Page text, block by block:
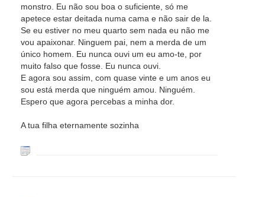
monstro. Eu não sou boa o suficiente, só me
apetece estar deitada numa cama e não sair de la.
Se eu estiver no meu quarto sem nada eu não me
vou apaixonar. Ninguem pai, nem a merda de um
único homem. Eu nunca ouvi um eu amo-te, por
muito falso que fosse. Eu nunca ouvi.
E agora sou assim, com quase vinte e um anos eu
sou está merda que ninguém amou. Ninguém.
Espero que agora percebas a minha dor.
A tua filha eternamente sozinha